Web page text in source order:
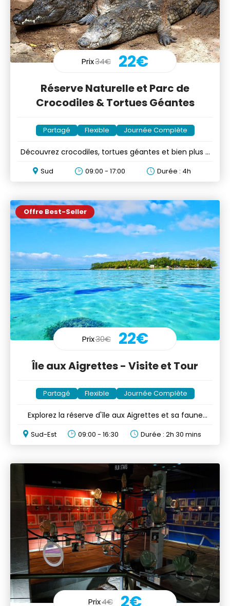
Prix34€ 22€
Réserve Naturelle et Parc de
Crocodiles & Tortues Géantes
Partagé Flexible Journée Complète
Découvrez crocodiles, tortues géantes et bien plus à
Sud 09:00 - 17:00 Durée : 4h
Offre Best-Seller
Prix30€ 22€
Île aux Aigrettes - Visite et Tour
Partagé Flexible Journée Complète
Explorez la réserve d'île aux Aigrettes et sa faune
Sud-Est 09:00 - 16:30 Durée : 2h 30 mins
Prix4€